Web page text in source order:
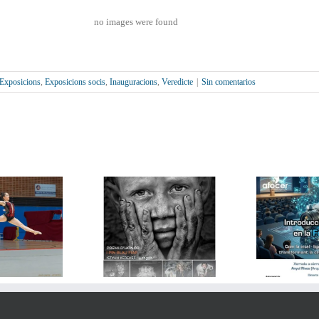
no images were found
Exposicions Exposicions socis Inauguracions Veredicte | Sin comentarios
de la 4a Biennal
Digital
IMAGE 2026
La Intel·ligència Artificial
i la fotografia,
protagonistes d’una
interessant xerrada a
AFOCER